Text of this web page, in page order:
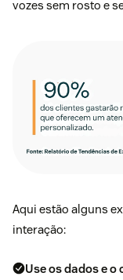
vozes sem rosto e
Aqui estão alguns
interação:
Use os dados e